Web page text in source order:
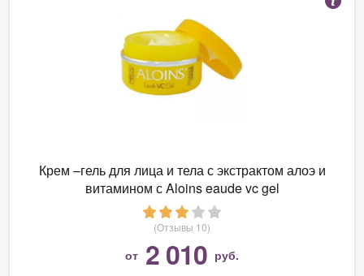
Крем –гель для лица и тела с экстрактом алоэ и
витамином с Aloins eaude vc gel
(Отзывы 10)
от 2 010 руб.